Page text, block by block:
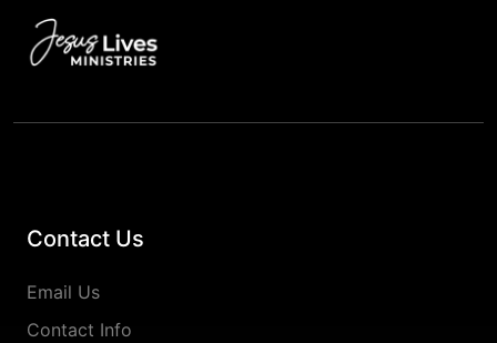
Contact Us
Email Us
Contact Info